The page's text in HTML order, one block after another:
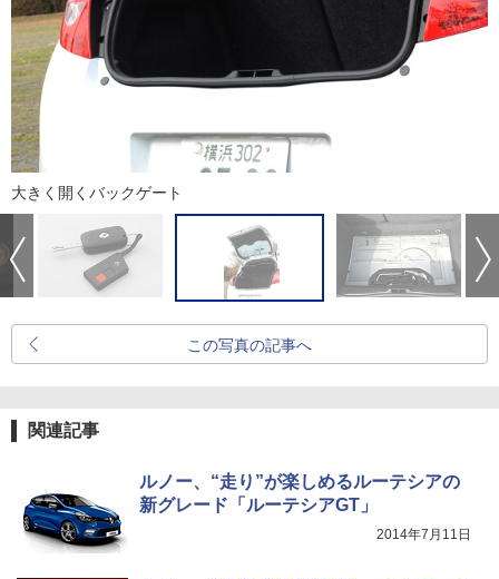
大きく開くバックゲート
この写真の記事へ
関連記事
ルノー、“走り”が楽しめるルーテシアの
新グレード「ルーテシアGT」
2014年7月11日